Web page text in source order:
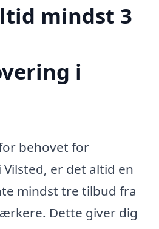
mindst 3
i
behovet for
er det altid en
mindst tre tilbud fra
Dette giver dig